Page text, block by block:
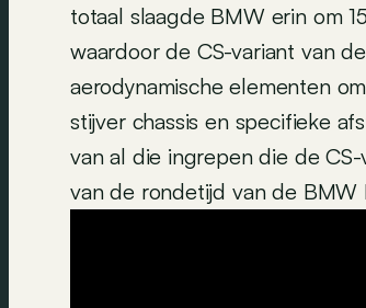
totaal slaagde BMW erin om
waardoor de CS-variant van
aerodynamische elementen
stijver chassis en specifieke
van al die ingrepen die de
van de rondetijd van de BMW